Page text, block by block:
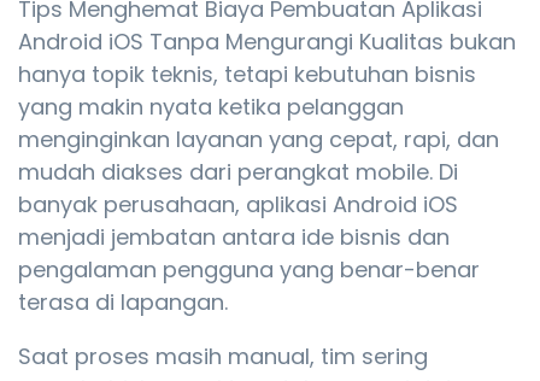
Tips Menghemat Biaya Pembuatan Aplikasi
Android iOS Tanpa Mengurangi Kualitas bukan
hanya topik teknis, tetapi kebutuhan bisnis
yang makin nyata ketika pelanggan
menginginkan layanan yang cepat, rapi, dan
mudah diakses dari perangkat mobile. Di
banyak perusahaan, aplikasi Android iOS
menjadi jembatan antara ide bisnis dan
pengalaman pengguna yang benar-benar
terasa di lapangan.
Saat proses masih manual, tim sering